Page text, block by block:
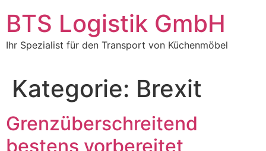
BTS Logistik GmbH
Ihr Spezialist für den Transport von Küchenmöbel
Kategorie: Brexit
Grenzüberschreitend
bestens vorbereitet